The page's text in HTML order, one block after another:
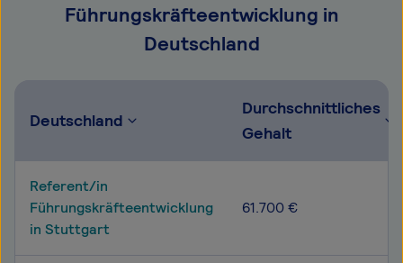
Führungskräfteentwicklung in
Deutschland
Deutschland
Durchschnittliches
Gehalt
Referent/in
Führungskräfteentwicklung
in Stuttgart
61.700 €